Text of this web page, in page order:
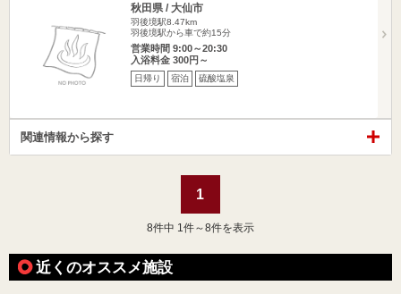
秋田県 / 大仙市
羽後境駅8.47km
羽後境駅から車で約15分
営業時間 9:00～20:30
入浴料金 300円～
日帰り 宿泊 硫酸塩泉
関連情報から探す
1
8件中 1件～8件を表示
近くのオススメ施設